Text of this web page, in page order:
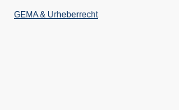
Tab)
GEMA & Urheberrecht